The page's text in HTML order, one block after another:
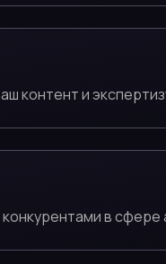
контент и
в